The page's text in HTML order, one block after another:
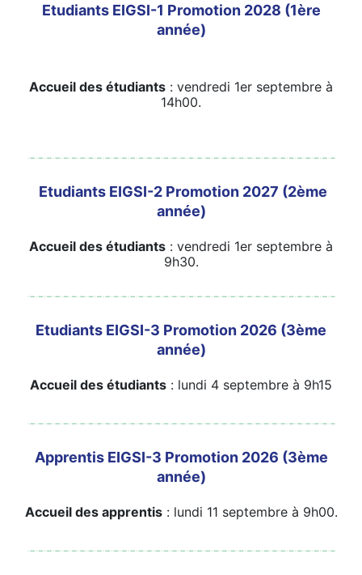
Etudiants EIGSI-1 Promotion 2028 (1ère
année)
Accueil des étudiants : vendredi 1er septembre à
14h00.
Etudiants EIGSI-2 Promotion 2027 (2ème
année)
Accueil des étudiants : vendredi 1er septembre à
9h30.
Etudiants EIGSI-3 Promotion 2026 (3ème
année)
Accueil des étudiants : lundi 4 septembre à 9h15
Apprentis EIGSI-3 Promotion 2026 (3ème
année)
Accueil des apprentis: lundi 11 septembre à 9h00.